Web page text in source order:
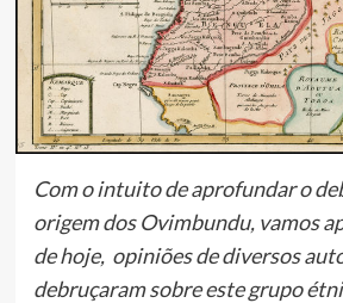
Com o intuito de aprofundar o
origem dos Ovimbundu, vamos
de hoje, opiniões de diversos
debruçaram sobre este grupo